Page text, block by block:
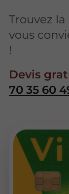
Trouvez
vous
!
Devis
70 35 60